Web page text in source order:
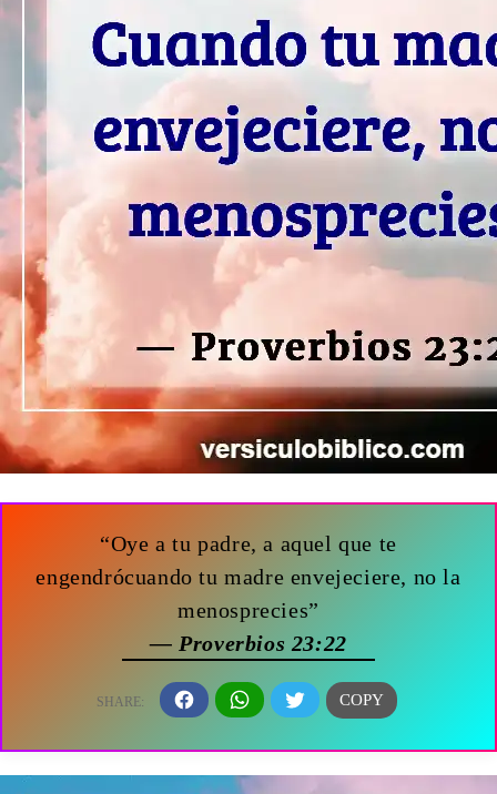
“Oye a tu padre, a aquel que te
engendrócuando tu madre envejeciere, no la
menosprecies”
— Proverbios 23:22